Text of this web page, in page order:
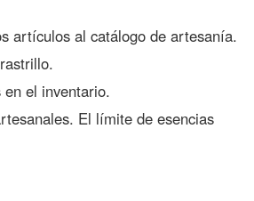
artículos al catálogo de artesanía.
el inventario.
El límite de esencias